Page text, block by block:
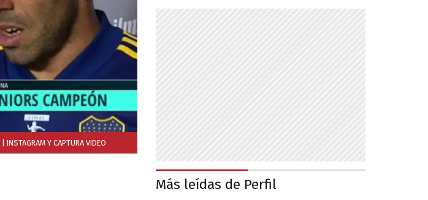
| INSTAGRAM Y CAPTURA VIDEO
Más leídas de Perfil